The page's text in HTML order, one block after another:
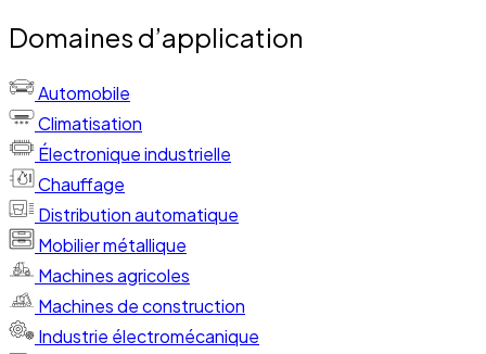
Domaines d’application
Automobile
Climatisation
Électronique industrielle
Chauffage
Distribution automatique
Mobilier métallique
Machines agricoles
Machines de construction
Industrie électromécanique